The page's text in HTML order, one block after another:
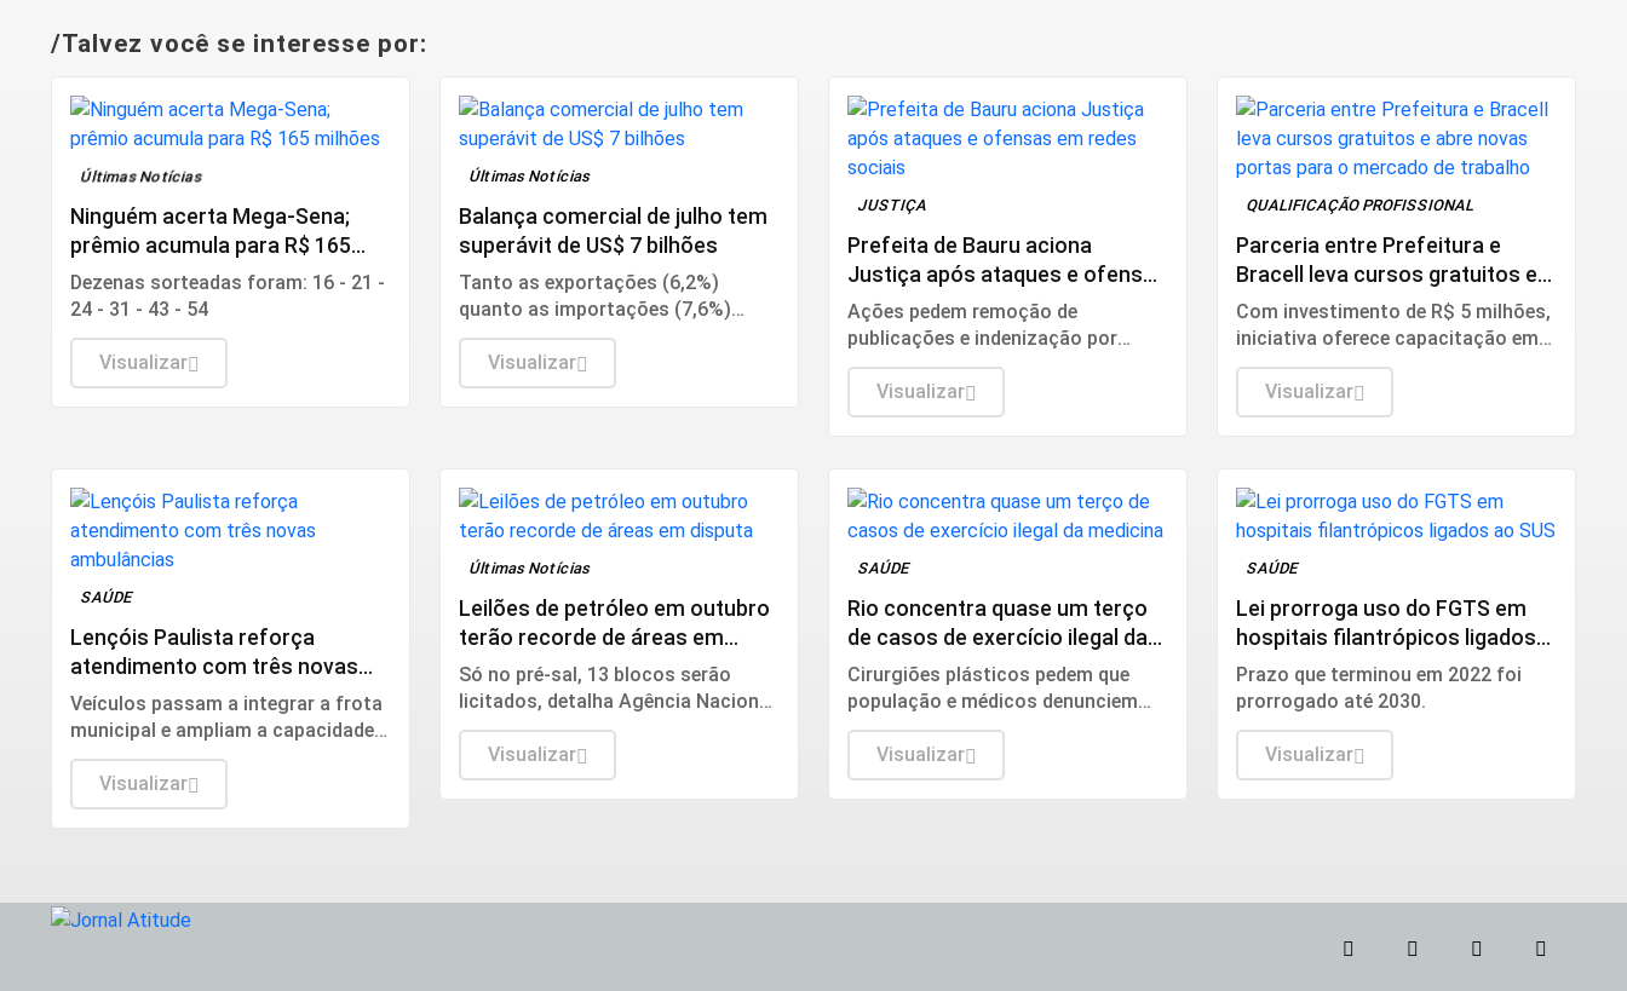
/Talvez você se interesse por:
Últimas Notícias
Ninguém acerta Mega-Sena;
prêmio acumula para R$ 165
milhões
Dezenas sorteadas foram: 16 - 21 -
24 - 31 - 43 - 54
Visualizar
Últimas Notícias
Balança comercial de julho tem
superávit de US$ 7 bilhões
Tanto as exportações (6,2%)
quanto as importações (7,6%)
aumentaram em relação ao mesmo
período do ano passado.
Visualizar
JUSTIÇA
Prefeita de Bauru aciona
Justiça após ataques e ofensas
em redes sociais
Ações pedem remoção de
publicações e indenização por
danos morais; defesa afirma que
conteúdos ultrapassam o limite da
crítica política
Visualizar
QUALIFICAÇÃO PROFISSIONAL
Parceria entre Prefeitura e
Bracell leva cursos gratuitos e
abre novas portas para o
mercado de trabalho
Com investimento de R$ 5 milhões,
iniciativa oferece capacitação em
manutenção de máquinas pesadas
e amplia oportunidades para
moradores de Lençóis Paulista
Visualizar
SAÚDE
Lençóis Paulista reforça
atendimento com três novas
ambulâncias
Veículos passam a integrar a frota
municipal e ampliam a capacidade
de resposta nos atendimentos de
urgência e emergência
Visualizar
Últimas Notícias
Leilões de petróleo em outubro
terão recorde de áreas em
disputa
Só no pré-sal, 13 blocos serão
licitados, detalha Agência Nacional
do Petróleo, Gás Natural e
Biocombustíveis (ANP).
Visualizar
SAÚDE
Rio concentra quase um terço
de casos de exercício ilegal da
medicina
Cirurgiões plásticos pedem que
população e médicos denunciem
irregularidades aos conselhos e à
Sociedade Brasileira de Cirurgia
Plástica.
Visualizar
SAÚDE
Lei prorroga uso do FGTS em
hospitais filantrópicos ligados
ao SUS
Prazo que terminou em 2022 foi
prorrogado até 2030.
Visualizar